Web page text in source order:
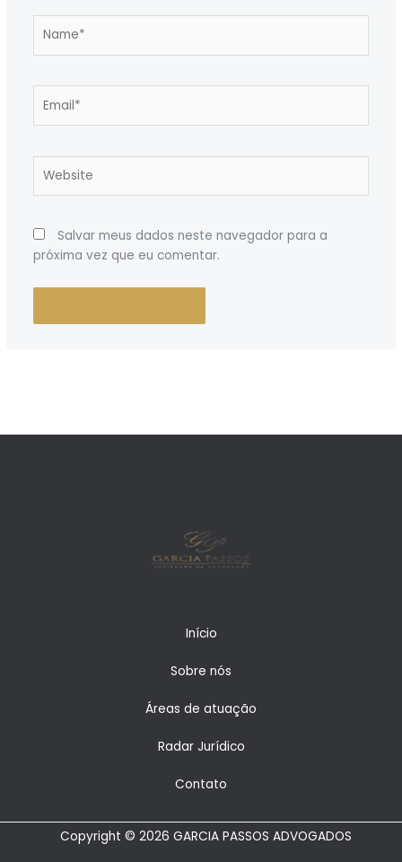
Salvar meus dados neste navegador para a
próxima vez que eu comentar.
Início
Sobre nós
Áreas de atuação
Radar Jurídico
Contato
Copyright © 2026 GARCIA PASSOS ADVOGADOS